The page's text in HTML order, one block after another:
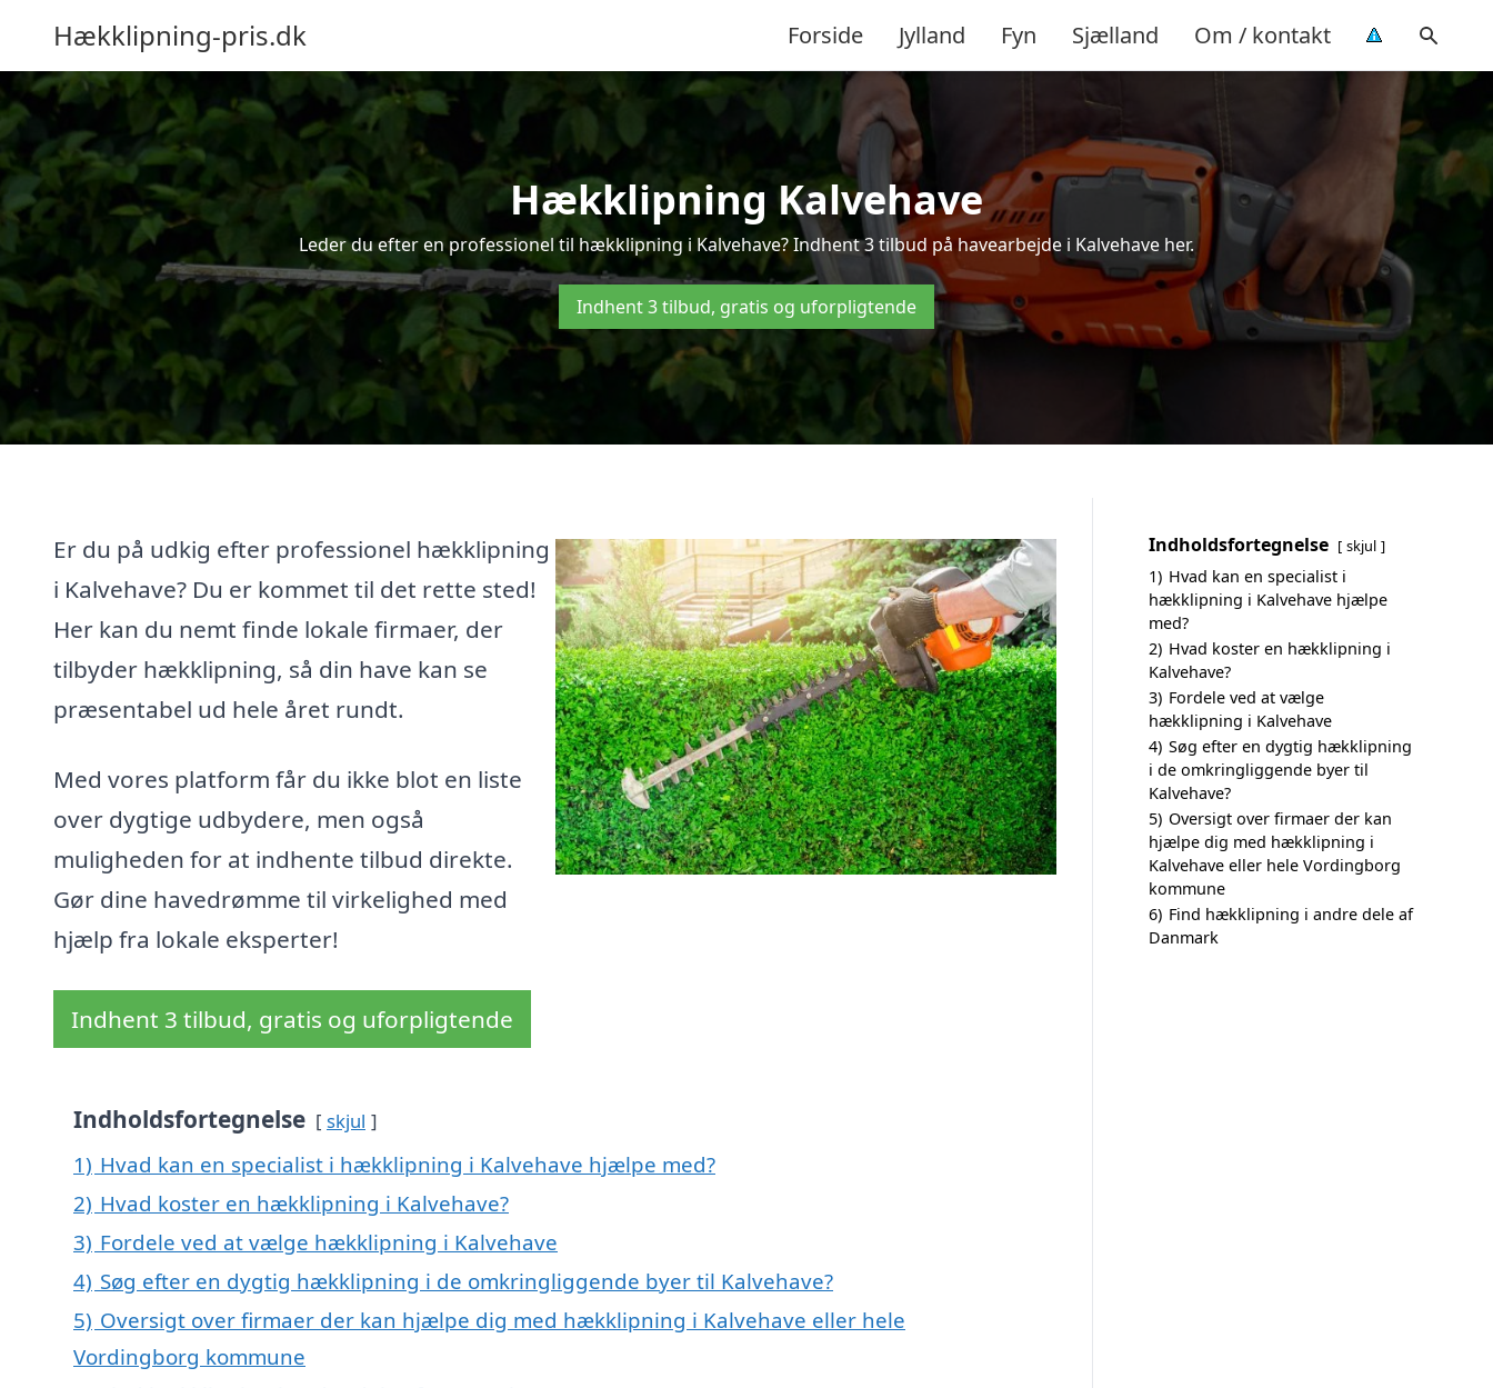
Hækklipning-pris.dk Forside Jylland Fyn Sjælland Om / kontakt
Hækklipning Kalvehave
Leder du efter en professionel til hækklipning i Kalvehave? Indhent 3 tilbud på havearbejde i Kalvehave her.
Indhent 3 tilbud, gratis og uforpligtende
Er du på udkig efter professionel hækklipning
i Kalvehave? Du er kommet til det rette sted!
Her kan du nemt finde lokale firmaer, der
tilbyder hækklipning, så din have kan se
præsentabel ud hele året rundt.
Med vores platform får du ikke blot en liste
over dygtige udbydere, men også
muligheden for at indhente tilbud direkte.
Gør dine havedrømme til virkelighed med
hjælp fra lokale eksperter!
Indhent 3 tilbud, gratis og uforpligtende
Indholdsfortegnelse skjul
1) Hvad kan en specialist i hækklipning i Kalvehave hjælpe med?
2) Hvad koster en hækklipning i Kalvehave?
3) Fordele ved at vælge hækklipning i Kalvehave
4) Søg efter en dygtig hækklipning i de omkringliggende byer til Kalvehave?
5) Oversigt over firmaer der kan hjælpe dig med hækklipning i Kalvehave eller hele
Vordingborg kommune
Indholdsfortegnelse skjul
1) Hvad kan en specialist i
hækklipning i Kalvehave hjælpe
med?
2) Hvad koster en hækklipning i
Kalvehave?
3) Fordele ved at vælge
hækklipning i Kalvehave
4) Søg efter en dygtig hækklipning
i de omkringliggende byer til
Kalvehave?
5) Oversigt over firmaer der kan
hjælpe dig med hækklipning i
Kalvehave eller hele Vordingborg
kommune
6) Find hækklipning i andre dele af
Danmark